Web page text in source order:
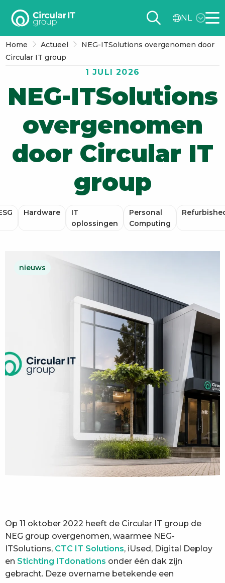
Circular
group
–
NL
Home Actueel
NEG-ITSolutions overgenomen door
Circular IT group
1 JULI 2026
NEG-ITSolutions
overgenomen
door Circular IT
group
Hardware
IT
oplossingen
Personal
Computing
nieuws
Op 11 oktober 2022 heeft de Circular IT group de
NEG group overgenomen, waarmee NEG-
ITSolutions, CTC IT Solutions, iUsed, Digital Deploy
en Stichting ITdonations onder één dak zijn
gebracht. Deze overname betekende een